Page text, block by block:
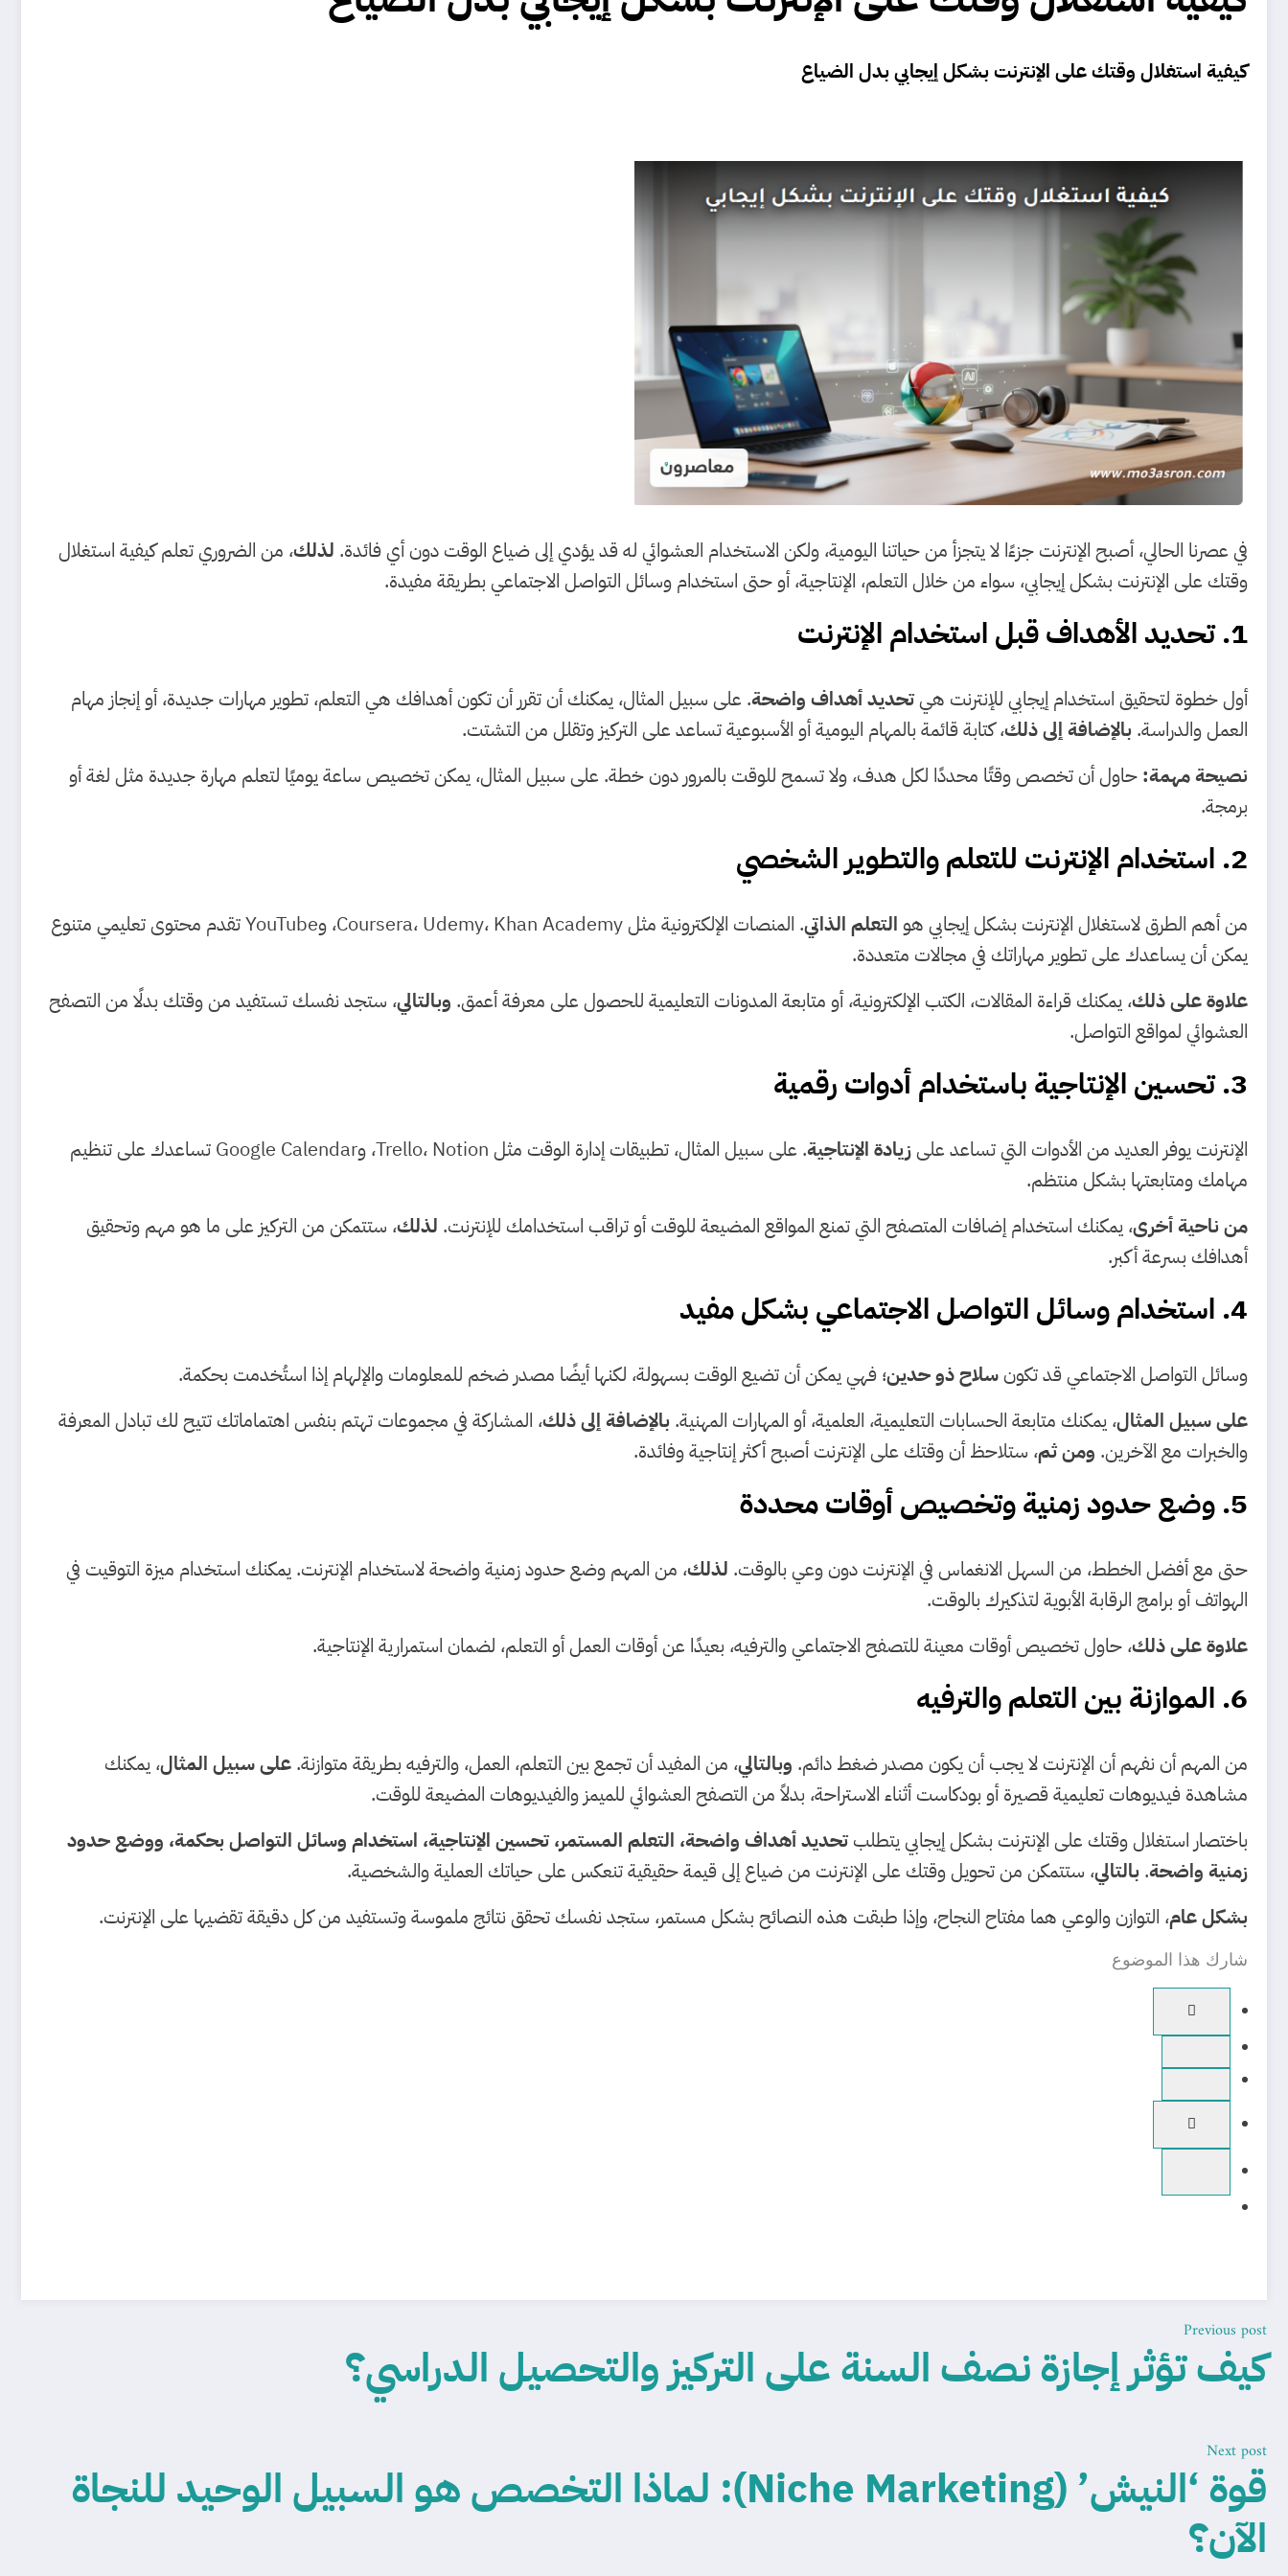
كيفية استغلال وقتك على الإنترنت بشكل إيجابي بدل الضياع
في عصرنا الحالي، أصبح الإنترنت جزءًا لا يتجزأ من حياتنا اليومية، ولكن الاستخدام العشوائي له قد يؤدي إلى ضياع الوقت دون أي فائدة. لذلك، من الضروري تعلم كيفية استغلال
وقتك على الإنترنت بشكل إيجابي، سواء من خلال التعلم، الإنتاجية، أو حتى استخدام وسائل التواصل الاجتماعي بطريقة مفيدة.
1. تحديد الأهداف قبل استخدام الإنترنت
أول خطوة لتحقيق استخدام إيجابي للإنترنت هيتحديد أهداف واضحة. على سبيل المثال، يمكنك أن تقرر أن تكون أهدافك هي التعلم، تطوير مهارات جديدة، أو إنجاز مهام
العمل والدراسة. بالإضافة إلى ذلك، كتابة قائمة بالمهام اليومية أو الأسبوعية تساعد على التركيز وتقلل من التشتت.
نصيحة مهمة: حاول أن تخصص وقتًا محددًا لكل هدف، ولا تسمح للوقت بالمرور دون خطة. على سبيل المثال، يمكن تخصيص ساعة يوميًا لتعلم مهارة جديدة مثل لغة أو
برمجة.
2. استخدام الإنترنت للتعلم والتطوير الشخصي
من أهم الطرق لاستغلال الإنترنت بشكل إيجابي هو التعلم الذاتي
. المنصات الإلكترونية مثل Coursera، Udemy، Khan Academy، وYouTube تقدم محتوى تعليمي متنوع
يمكن أن يساعدك على تطوير مهاراتك في مجالات متعددة.
علاوة على ذلك، يمكنك قراءة المقالات، الكتب الإلكترونية، أو متابعة المدونات التعليمية للحصول على معرفة أعمق. وبالتالي، ستجد نفسك تستفيد من وقتك بدلًا من التصفح
العشوائي لمواقع التواصل.
3. تحسين الإنتاجية باستخدام أدوات رقمية
الإنترنت يوفر العديد من الأدوات التي تساعد علىزيادة الإنتاجية
. على سبيل المثال، تطبيقات إدارة الوقت مثل Trello، Notion، وGoogle Calendar تساعدك على تنظيم
مهامك ومتابعتها بشكل منتظم.
من ناحية أخرى، يمكنك استخدام إضافات المتصفح التي تمنع المواقع المضيعة للوقت أو تراقب استخدامك للإنترنت. لذلك، ستتمكن من التركيز على ما هو مهم وتحقيق
أهدافك بسرعة أكبر.
4. استخدام وسائل التواصل الاجتماعي بشكل مفيد
وسائل التواصل الاجتماعي قد تكونسلاح ذو حدين؛ فهي يمكن أن تضيع الوقت بسهولة، لكنها أيضًا مصدر ضخم للمعلومات والإلهام إذا استُخدمت بحكمة.
على سبيل المثال، يمكنك متابعة الحسابات التعليمية، العلمية، أو المهارات المهنية. بالإضافة إلى ذلك، المشاركة في مجموعات تهتم بنفس اهتماماتك تتيح لك تبادل المعرفة
والخبرات مع الآخرين. ومن ثم، ستلاحظ أن وقتك على الإنترنت أصبح أكثر إنتاجية وفائدة.
5. وضع حدود زمنية وتخصيص أوقات محددة
حتى مع أفضل الخطط، من السهل الانغماس في الإنترنت دون وعي بالوقت. لذلك، من المهم وضع حدود زمنية واضحة لاستخدام الإنترنت. يمكنك استخدام ميزة التوقيت في
الهواتف أو برامج الرقابة الأبوية لتذكيرك بالوقت.
علاوة على ذلك، حاول تخصيص أوقات معينة للتصفح الاجتماعي والترفيه، بعيدًا عن أوقات العمل أو التعلم، لضمان استمرارية الإنتاجية.
6. الموازنة بين التعلم والترفيه
من المهم أن نفهم أن الإنترنت لا يجب أن يكون مصدر ضغط دائم. وبالتالي، من المفيد أن تجمع بين التعلم، العمل، والترفيه بطريقة متوازنة. على سبيل المثال، يمكنك
مشاهدة فيديوهات تعليمية قصيرة أو بودكاست أثناء الاستراحة، بدلاً من التصفح العشوائي للميمز والفيديوهات المضيعة للوقت.
باختصار استغلال وقتك على الإنترنت بشكل إيجابي يتطلب تحديد أهداف واضحة، التعلم المستمر، تحسين الإنتاجية، استخدام وسائل التواصل بحكمة، ووضع حدود
زمنية واضحة. بالتالي، ستتمكن من تحويل وقتك على الإنترنت من ضياع إلى قيمة حقيقية تنعكس على حياتك العملية والشخصية.
بشكل عام، التوازن والوعي هما مفتاح النجاح، وإذا طبقت هذه النصائح بشكل مستمر، ستجد نفسك تحقق نتائج ملموسة وتستفيد من كل دقيقة تقضيها على الإنترنت.
شارك هذا الموضوع
Previous post
كيف تؤثر إجازة نصف السنة على التركيز والتحصيل الدراسي؟
Next post
قوة ‘النيش’ (Niche Marketing): لماذا التخصص هو السبيل الوحيد للنجاة
الآن؟